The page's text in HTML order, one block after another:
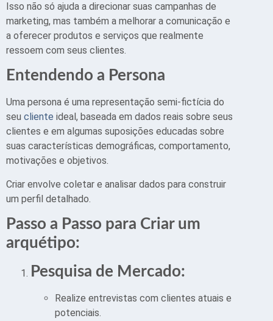
Isso não só ajuda a direcionar suas campanhas de
marketing, mas também a melhorar a comunicação e
a oferecer produtos e serviços que realmente
ressoem com seus clientes.
Entendendo a Persona
Uma persona é uma representação semi-fictícia do
seu cliente ideal, baseada em dados reais sobre seus
clientes e em algumas suposições educadas sobre
suas características demográficas, comportamento,
motivações e objetivos.
Criar envolve coletar e analisar dados para construir
um perfil detalhado.
Passo a Passo para Criar um
arquétipo:
Pesquisa de Mercado:
Realize entrevistas com clientes atuais e
potenciais.